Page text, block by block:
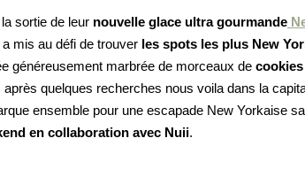
sortie de leur nouvelle glace ultra gourmande
a mis au défi de trouver les spots les plus New
généreusement marbrée de morceaux de
après quelques recherches nous voila dans la
ensemble pour une escapade New Yorkaise
en collaboration avec Nuii.